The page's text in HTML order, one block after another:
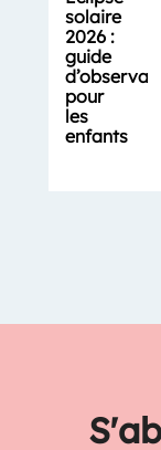
solaire
2026 :
guide
pour
les
enfants